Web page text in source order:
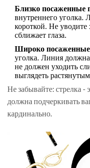
Близко посаженные
внутреннего уголка.
короткой. Не уводите
сближает глаза.
Широко посаженные
уголка. Линия
не должен уходить
выглядеть
Не забывайте: стрелка -
должна подчеркивать
кардинально.